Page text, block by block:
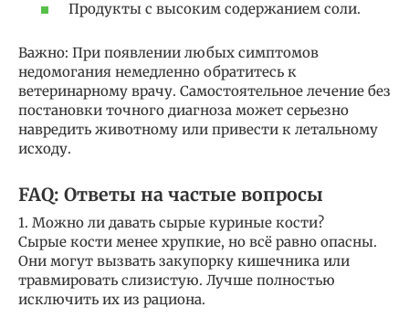
Продукты с высоким содержанием соли.
Важно: При появлении любых симптомов
недомогания немедленно обратитесь к
ветеринарному врачу. Самостоятельное лечение без
постановки точного диагноза может серьезно
навредить животному или привести к летальному
исходу.
FAQ: Ответы на частые вопросы
1. Можно ли давать сырые куриные кости?
Сырые кости менее хрупкие, но всё равно опасны.
Они могут вызвать закупорку кишечника или
травмировать слизистую. Лучше полностью
исключить их из рациона.